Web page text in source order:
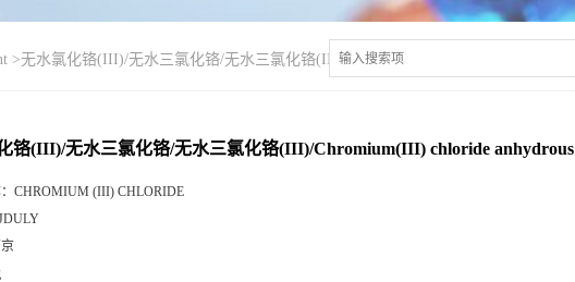
>无水氯化铬(III)/无水三氯化铬/无水三氯化铬(III)/Chromium(III) chloride anhydrous
铬(III)/无水三氯化铬/无水三氯化铬(III)/Chromium(III) chloride anhydrous
CHROMIUM (III) CHLORIDE